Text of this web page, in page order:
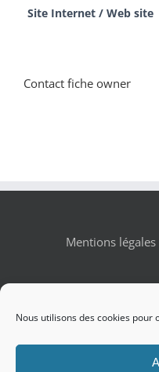
Nous utilisons des cookies
Site Internet / Web site
Contact fiche owner
Mentions légales
2026